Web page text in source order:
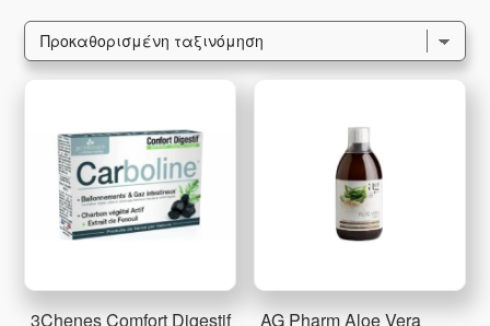
3Chenes Comfort Digestif
AG Pharm Aloe Vera